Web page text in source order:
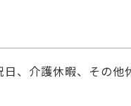
、介護休暇、その